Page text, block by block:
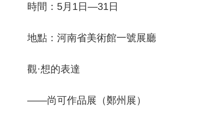
時間：5月1日—31日
地點：河南省美術館一號展廳
觀·想的表達
——尚可作品展（鄭州展）